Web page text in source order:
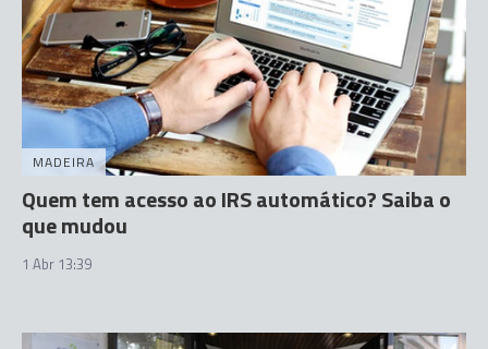
MADEIRA
Quem tem acesso ao IRS automático? Saiba o
que mudou
1 Abr 13:39